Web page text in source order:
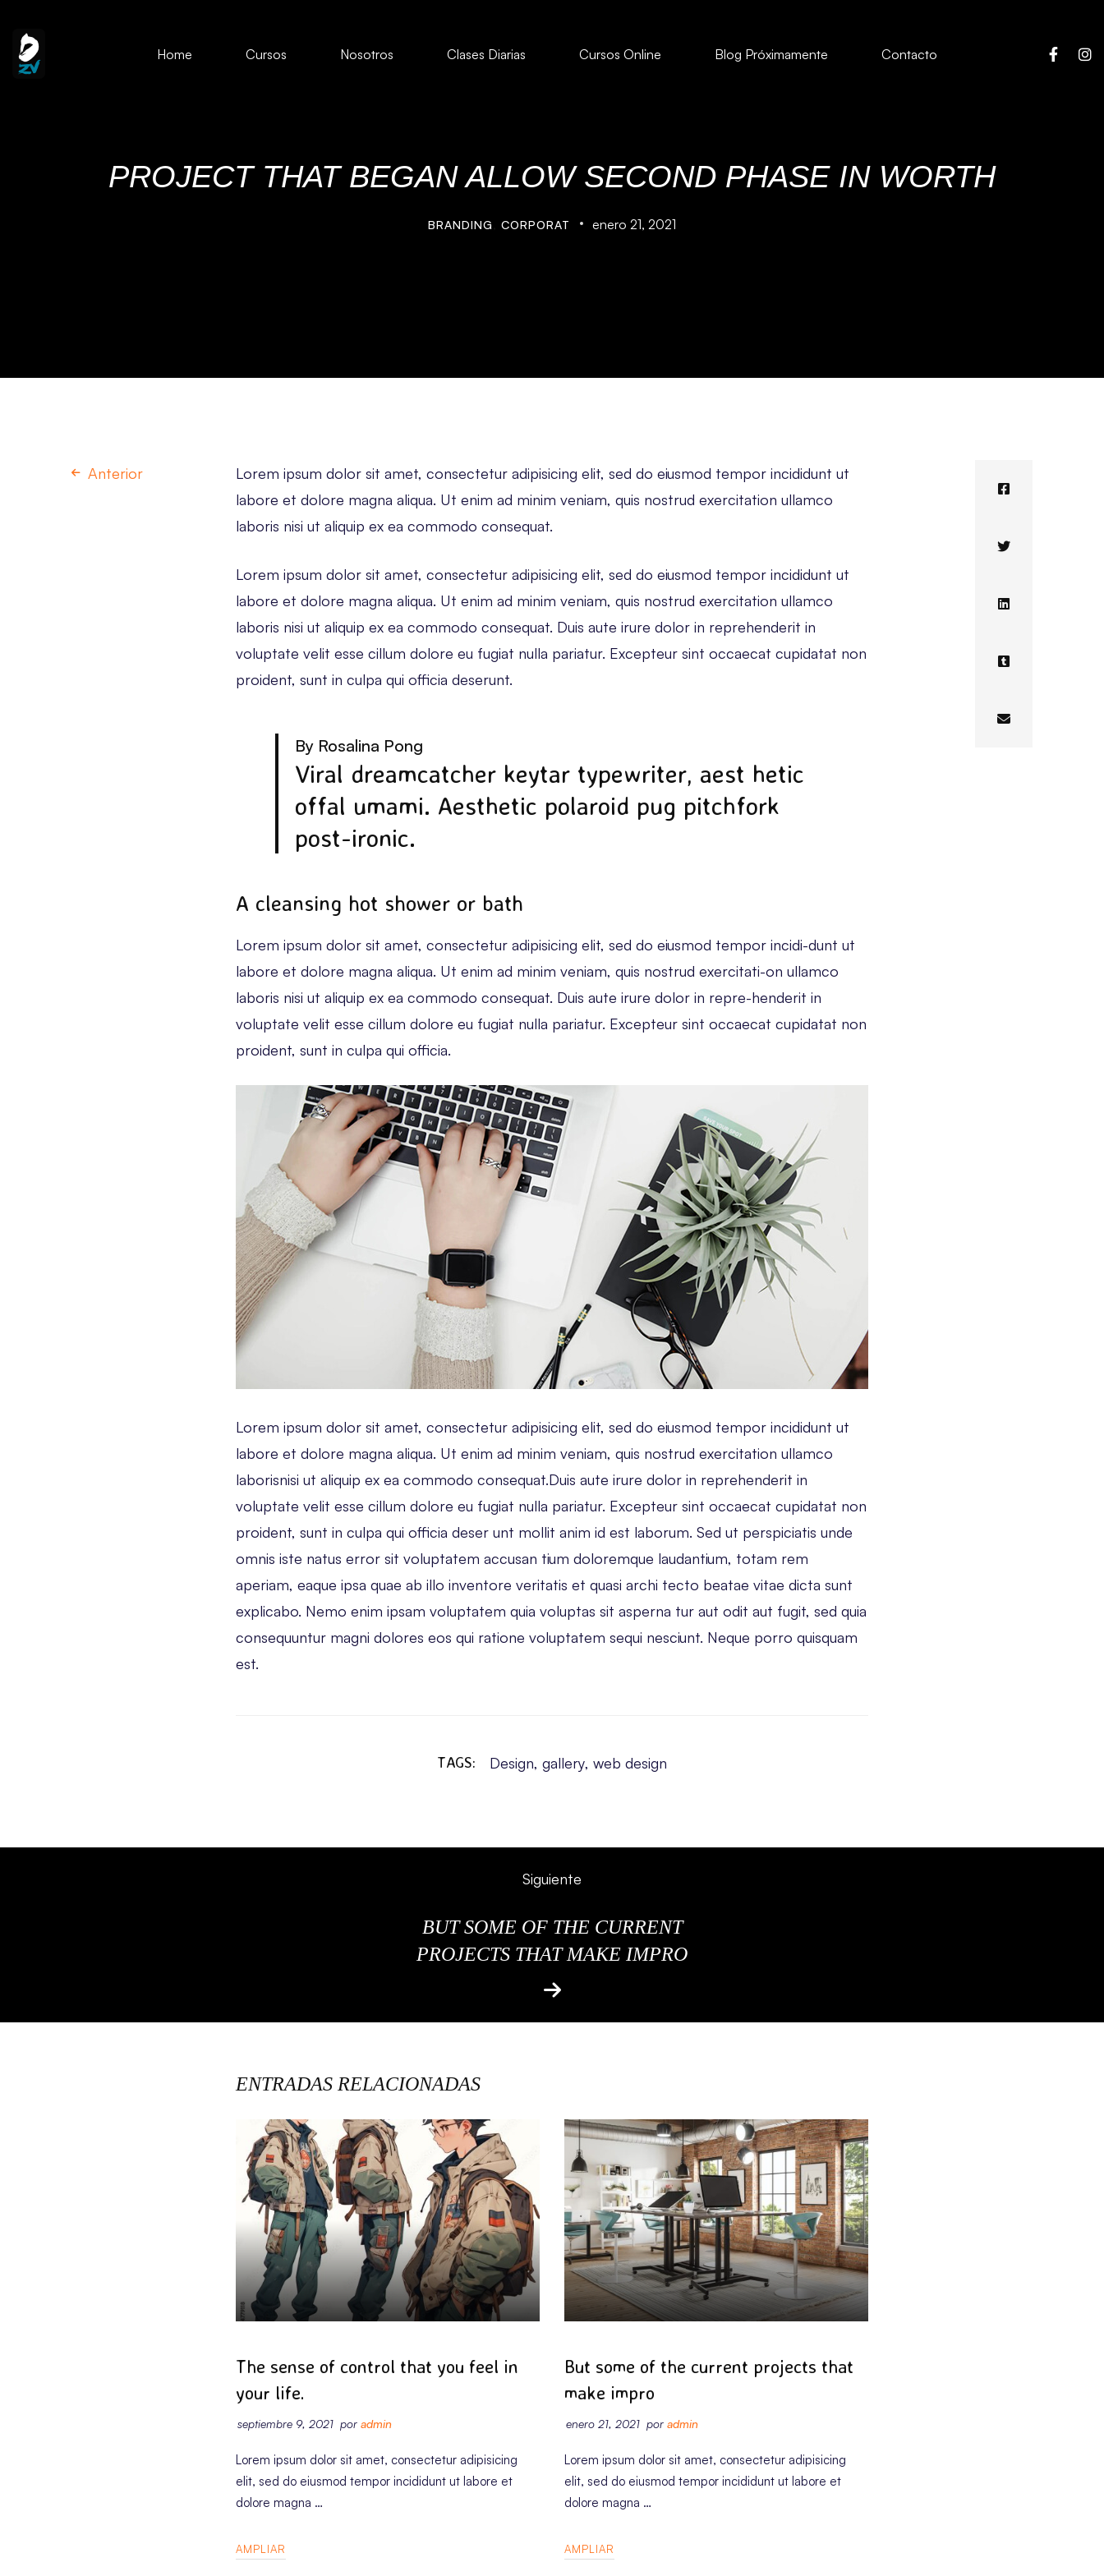
Home Cursos Nosotros Clases Diarias Cursos Online Blog Próximamente Contacto
PROJECT THAT BEGAN ALLOW SECOND PHASE IN WORTH
BRANDING CORPORAT enero 21, 2021
Anterior
Lorem ipsum dolor sit amet, consectetur adipisicing elit, sed do eiusmod tempor incididunt ut
labore et dolore magna aliqua. Ut enim ad minim veniam, quis nostrud exercitation ullamco
laboris nisi ut aliquip ex ea commodo consequat.
Lorem ipsum dolor sit amet, consectetur adipisicing elit, sed do eiusmod tempor incididunt ut
labore et dolore magna aliqua. Ut enim ad minim veniam, quis nostrud exercitation ullamco
laboris nisi ut aliquip ex ea commodo consequat. Duis aute irure dolor in reprehenderit in
voluptate velit esse cillum dolore eu fugiat nulla pariatur. Excepteur sint occaecat cupidatat non
proident, sunt in culpa qui officia deserunt.
By Rosalina Pong
Viral dreamcatcher keytar typewriter, aest hetic
offal umami. Aesthetic polaroid pug pitchfork
post-ironic.
A cleansing hot shower or bath
Lorem ipsum dolor sit amet, consectetur adipisicing elit, sed do eiusmod tempor incidi-dunt ut
labore et dolore magna aliqua. Ut enim ad minim veniam, quis nostrud exercitati-on ullamco
laboris nisi ut aliquip ex ea commodo consequat. Duis aute irure dolor in repre-henderit in
voluptate velit esse cillum dolore eu fugiat nulla pariatur. Excepteur sint occaecat cupidatat non
proident, sunt in culpa qui officia.
Lorem ipsum dolor sit amet, consectetur adipisicing elit, sed do eiusmod tempor incididunt ut
labore et dolore magna aliqua. Ut enim ad minim veniam, quis nostrud exercitation ullamco
laborisnisi ut aliquip ex ea commodo consequat.Duis aute irure dolor in reprehenderit in
voluptate velit esse cillum dolore eu fugiat nulla pariatur. Excepteur sint occaecat cupidatat non
proident, sunt in culpa qui officia deser unt mollit anim id est laborum. Sed ut perspiciatis unde
omnis iste natus error sit voluptatem accusan tium doloremque laudantium, totam rem
aperiam, eaque ipsa quae ab illo inventore veritatis et quasi archi tecto beatae vitae dicta sunt
explicabo. Nemo enim ipsam voluptatem quia voluptas sit asperna tur aut odit aut fugit, sed quia
consequuntur magni dolores eos qui ratione voluptatem sequi nesciunt. Neque porro quisquam
est.
TAGS: Design, gallery, web design
Siguiente
BUT SOME OF THE CURRENT
PROJECTS THAT MAKE IMPRO
ENTRADAS RELACIONADAS
The sense of control that you feel in
your life.
septiembre 9, 2021 por admin
Lorem ipsum dolor sit amet, consectetur adipisicing
elit, sed do eiusmod tempor incididunt ut labore et
dolore magna …
AMPLIAR
But some of the current projects that
make impro
enero 21, 2021 por admin
Lorem ipsum dolor sit amet, consectetur adipisicing
elit, sed do eiusmod tempor incididunt ut labore et
dolore magna …
AMPLIAR